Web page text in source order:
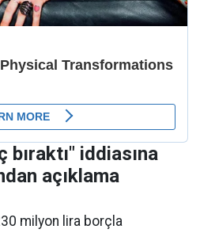
iddiasına
açıklama
milyon lira borçla